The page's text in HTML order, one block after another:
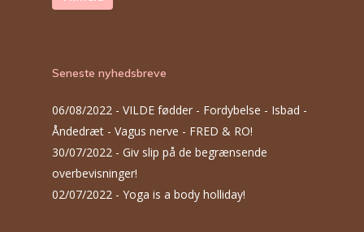
Seneste nyhedsbreve
06/08/2022 - VILDE fødder - Fordybelse - Isbad -
Åndedræt - Vagus nerve - FRED & RO!
30/07/2022 - Giv slip på de begrænsende
overbevisninger!
02/07/2022 - Yoga is a body holliday!